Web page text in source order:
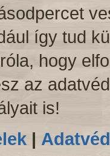
így tud
hogy
az
is!
|